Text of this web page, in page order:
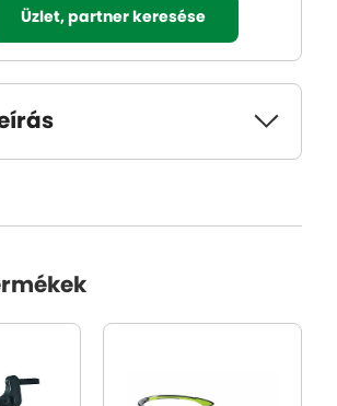
Üzlet, partner keresése